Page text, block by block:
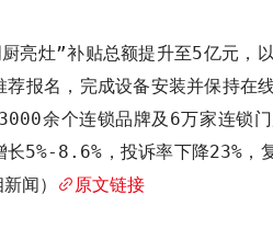
亮灶”补贴总额提升至5亿元，
报名，完成设备安装并保持在
余个连锁品牌及6万家连锁
5%-8.6%，投诉率下降23%，
闻）
原文链接